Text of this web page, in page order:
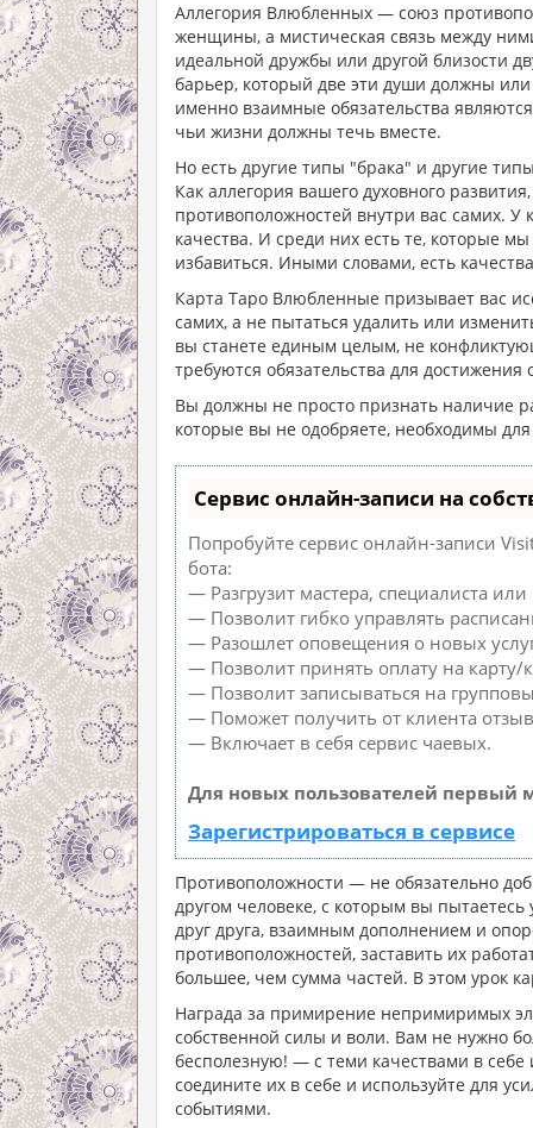
Аллегория Влюбленных — союз
женщины, а мистическая связь между
идеальной дружбы или другой близости
барьер, который две эти души должны или
именно взаимные обязательства
чьи жизни должны течь вместе.
Но есть другие типы "брака" и другие
Как аллегория вашего духовного
противоположностей внутри вас самих.
качества. И среди них есть те, которые
избавиться. Иными словами, есть
Карта Таро Влюбленные призывает вас
самих, а не пытаться удалить или
вы станете единым целым, не
требуются обязательства для
Вы должны не просто признать наличие
которые вы не одобряете, необходимы
Сервис онлайн-записи на
Попробуйте сервис онлайн-записи
бота:
— Разгрузит мастера, специалиста
— Позволит гибко управлять
— Разошлет оповещения о новых
— Позволит принять оплату на карту/
— Позволит записываться на
— Поможет получить от клиента
— Включает в себя сервис чаевых.
Для новых пользователей первый
Зарегистрироваться в сервисе
Противоположности — не обязательно
другом человеке, с которым вы
друг друга, взаимным дополнением и
противоположностей, заставить их
большее, чем сумма частей. В этом урок
Награда за примирение непримиримых
собственной силы и воли. Вам не нужно
бесполезную! — с теми качествами в себе
соедините их в себе и используйте для
событиями.